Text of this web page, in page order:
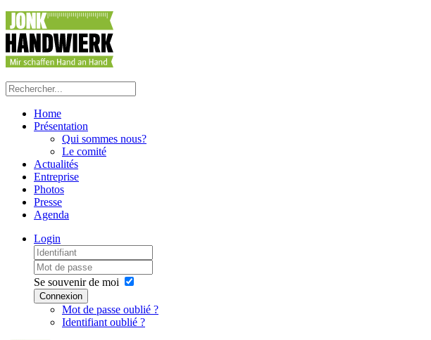
Home
Présentation
Qui sommes nous?
Le comité
Actualités
Entreprise
Photos
Presse
Agenda
Login
Se souvenir de moi
Connexion
Mot de passe oublié ?
Identifiant oublié ?